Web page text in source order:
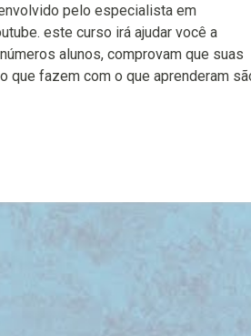
pelo especialista em
este curso irá ajudar você a
alunos, comprovam que suas
fazem com o que aprenderam